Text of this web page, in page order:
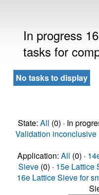
In progress
tasks for
No tasks to display
State: All (0) · In
Validation inconclusive
Application: All (0) ·
Sieve (0) · 15e Lattice
16e Lattice Sieve for